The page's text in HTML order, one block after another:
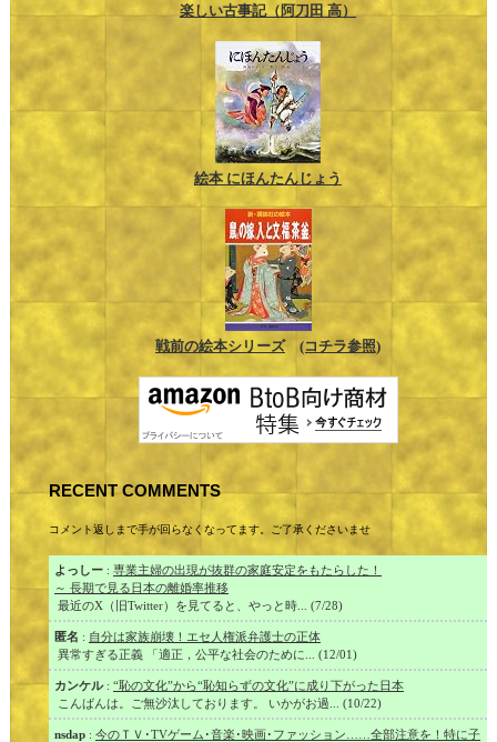
楽しい古事記（阿刀田 高）
絵本 にほんたんじょう
戦前の絵本シリーズ (コチラ参照)
RECENT COMMENTS
コメント返しまで手が回らなくなってます。ご了承くださいませ
よっしー : 専業主婦の出現が抜群の家庭安定をもたらした！
～ 長期で見る日本の離婚率推移
最近のX（旧Twitter）を見てると、やっと時... (7/28)
匿名 : 自分は家族崩壊！エセ人権派弁護士の正体
異常すぎる正義 「適正，公平な社会のために... (12/01)
カンケル: “恥の文化”から“恥知らずの文化”に成り下がった日本
こんばんは。ご無沙汰しております。 いかがお過... (10/22)
nsdap : 今のＴＶ･TVゲーム･音楽･映画･ファッション……全部注意を！特に子